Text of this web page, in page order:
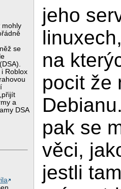
mohly
se
Roblox
a
DSA
jeho
na
pocit že
pak se
věci,
jestli